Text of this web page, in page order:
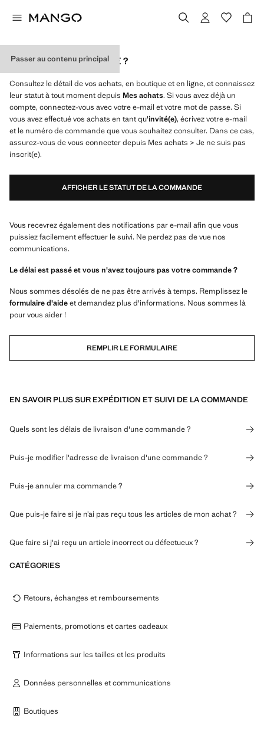
Passer au contenu principal
OÙ EST MA COMMANDE ?
Consultez le détail de vos achats, en boutique et en ligne, et connaissez
leur statut à tout moment depuis Mes achats. Si vous avez déjà un
compte, connectez-vous avec votre e-mail et votre mot de passe. Si
vous avez effectué vos achats en tant qu'invité(e), écrivez votre e-mail
et le numéro de commande que vous souhaitez consulter. Dans ce cas,
assurez-vous de vous connecter depuis Mes achats > Je ne suis pas
inscrit(e).
AFFICHER LE STATUT DE LA COMMANDE
Vous recevrez également des notifications par e-mail afin que vous
puissiez facilement effectuer le suivi. Ne perdez pas de vue nos
communications.
Le délai est passé et vous n'avez toujours pas votre commande ?
Nous sommes désolés de ne pas être arrivés à temps. Remplissez le
formulaire d'aideet demandez plus d'informations. Nous sommes là
pour vous aider !
REMPLIR LE FORMULAIRE
EN SAVOIR PLUS SUR EXPÉDITION ET SUIVI DE LA COMMANDE
Quels sont les délais de livraison d'une commande ?
Puis-je modifier l'adresse de livraison d'une commande ?
Puis-je annuler ma commande ?
Que puis-je faire si je n’ai pas reçu tous les articles de mon achat ?
Que faire si j'ai reçu un article incorrect ou défectueux ?
CATÉGORIES
Retours, échanges et remboursements
Paiements, promotions et cartes cadeaux
Informations sur les tailles et les produits
Données personnelles et communications
Boutiques